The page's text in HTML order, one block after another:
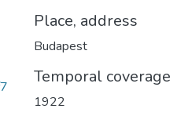
Place, address
Budapest
Temporal coverage
1922